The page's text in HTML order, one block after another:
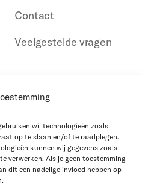
wij technologieën zoals
op te slaan en/of te raadplegen.
kunnen wij gegevens zoals
verwerken. Als je geen toestemming
dit een nadelige invloed hebben op
Contact
Veelgestelde vragen